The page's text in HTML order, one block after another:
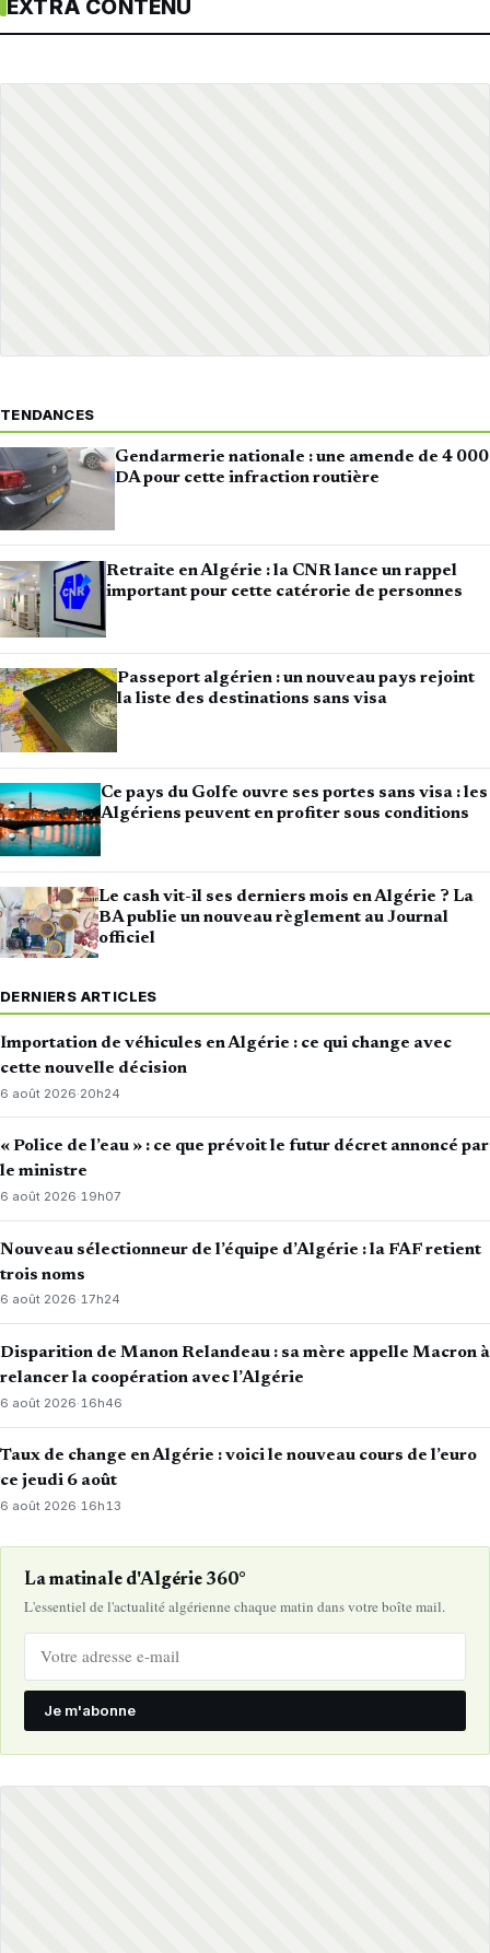
EXTRA CONTENU
TENDANCES
Gendarmerie nationale : une amende de 4 000
DA pour cette infraction routière
Retraite en Algérie : la CNR lance un rappel
important pour cette catérorie de personnes
Passeport algérien : un nouveau pays rejoint
la liste des destinations sans visa
Ce pays du Golfe ouvre ses portes sans visa : les
Algériens peuvent en profiter sous conditions
Le cash vit-il ses derniers mois en Algérie ? La
BA publie un nouveau règlement au Journal
officiel
DERNIERS ARTICLES
Importation de véhicules en Algérie : ce qui change avec
cette nouvelle décision
6 août 2026·20h24
« Police de l’eau » : ce que prévoit le futur décret annoncé par
le ministre
6 août 2026·19h07
Nouveau sélectionneur de l’équipe d’Algérie : la FAF retient
trois noms
6 août 2026·17h24
Disparition de Manon Relandeau : sa mère appelle Macron à
relancer la coopération avec l’Algérie
6 août 2026· 16h46
Taux de change en Algérie : voici le nouveau cours de l’euro
ce jeudi 6 août
6 août 2026·16h13
La matinale d'Algérie 360°
L'essentiel de l'actualité algérienne chaque matin dans votre boîte mail.
Je m'abonne